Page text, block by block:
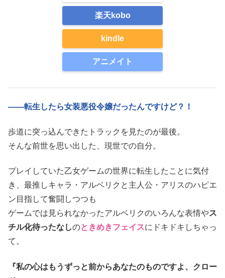
楽天kobo
kindle
アニメイト
――転生したら女装悪役令嬢だったんですけど？！
歩道に突っ込んできたトラックを見たのが最後。
そんな前世を思い出した、現世での自分。
プレイしていた乙女ゲームの世界に転生したことに気付
き、最推しキャラ・アルベリクと主人公・アリスのハピエ
ン目指して奮闘しつつも
ゲームでは見られなかったアルベリクのいろんな表情やス
チル化待ったなしのときめきフェイスにドキドキしちゃっ
て。
『私の心はもうずっと前からあなたのものですよ、クロー